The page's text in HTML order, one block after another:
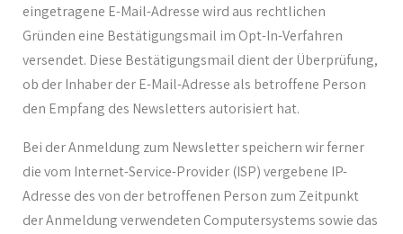
eingetragene E-Mail-Adresse wird aus rechtlichen
Gründen eine Bestätigungsmail im Opt-In-Verfahren
versendet. Diese Bestätigungsmail dient der Überprüfung,
ob der Inhaber der E-Mail-Adresse als betroffene Person
den Empfang des Newsletters autorisiert hat.
Bei der Anmeldung zum Newsletter speichern wir ferner
die vom Internet-Service-Provider (ISP) vergebene IP-
Adresse des von der betroffenen Person zum Zeitpunkt
der Anmeldung verwendeten Computersystems sowie das